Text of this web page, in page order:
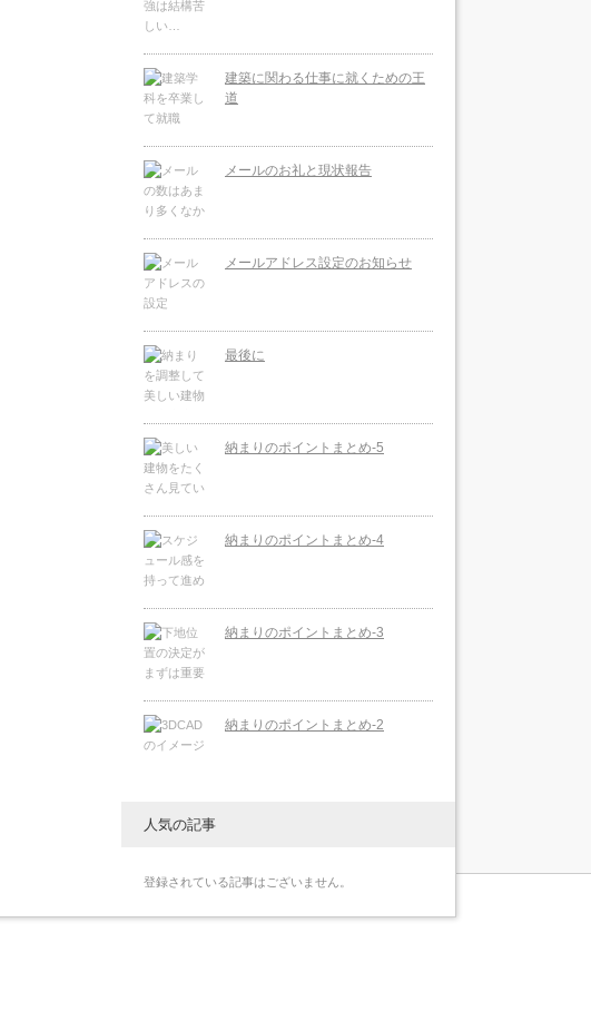
建築に関わる仕事に就くための王
道
メールのお礼と現状報告
メールアドレス設定のお知らせ
最後に
納まりのポイントまとめ-5
納まりのポイントまとめ-4
納まりのポイントまとめ-3
納まりのポイントまとめ-2
人気の記事
登録されている記事はございません。